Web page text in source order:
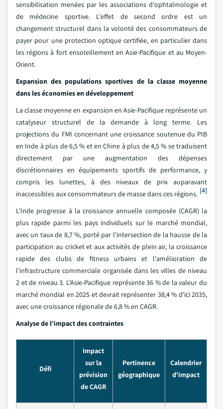
sensibilisation menées par les associations d'ophtalmologie et
de médecine sportive. L'effet de second ordre est un
changement structurel dans la volonté des consommateurs de
payer pour une protection optique certifiée, en particulier dans
les régions à fort ensoleillement en Asie-Pacifique et au Moyen-
Orient.
Expansion des populations sportives de la classe moyenne
dans les économies en développement
La classe moyenne en expansion en Asie-Pacifique représente un
catalyseur structurel de la demande à long terme. Les
projections du FMI concernant une croissance soutenue du PIB
en Inde à plus de 6,5 % et en Chine à plus de 4,5 % se traduisent
directement par une augmentation des dépenses
discrétionnaires en équipements sportifs de performance, y
compris les lunettes, à des niveaux de prix auparavant
inaccessibles aux consommateurs de masse dans ces régions. [4]
L'Inde progresse à la croissance annuelle composée (CAGR) la
plus rapide parmi les pays individuels sur le marché mondial,
avec un taux de 8,7 %, porté par l'intersection de la hausse de la
participation au cricket et aux activités de plein air, la croissance
rapide des clubs de fitness urbains et l'amélioration de
l'infrastructure commerciale organisée dans les villes de niveau
2 et de niveau 3. L'Asie-Pacifique représente 36 % de la valeur du
marché mondial en 2025 et devrait représenter 38,4 % d'ici 2035,
avec une croissance régionale de 6,8 % en CAGR.
Analyse de l'impact des contraintes
Défi
Impact
sur la
prévision
de CAGR
Pertinence
géographique
Calendrier
d'impact